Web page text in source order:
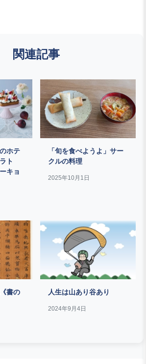
関連記事
ホテ
ト
キョ
「旬を食べようよ」サー
クルの料理
2025年10月1日
書の
人生は山あり谷あり
2024年9月4日